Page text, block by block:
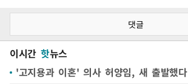
댓글
이시간 핫뉴스
'고지용과 이혼' 의사 허양임, 새 출발했다